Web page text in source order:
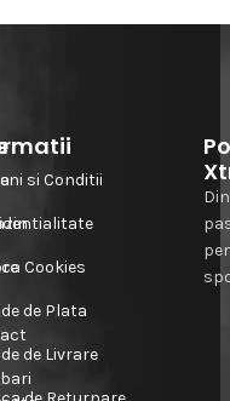
si Conditii
Cookies
de Plata
de Livrare
Din